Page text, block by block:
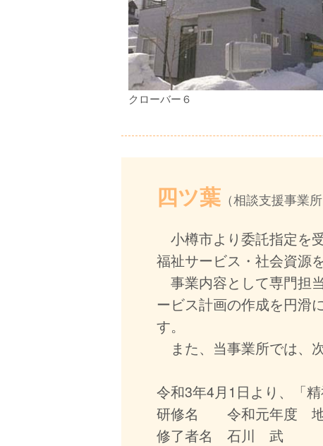
クローバー６
四ツ葉 （相談支援事業所
小樽市より委託指定を
福祉サービス・社会資源
事業内容として専門担
ービス計画の作成を円滑
す。
また、当事業所では、
令和3年4月1日より、「
研修名 令和元年度 地
修了者名 石川 武